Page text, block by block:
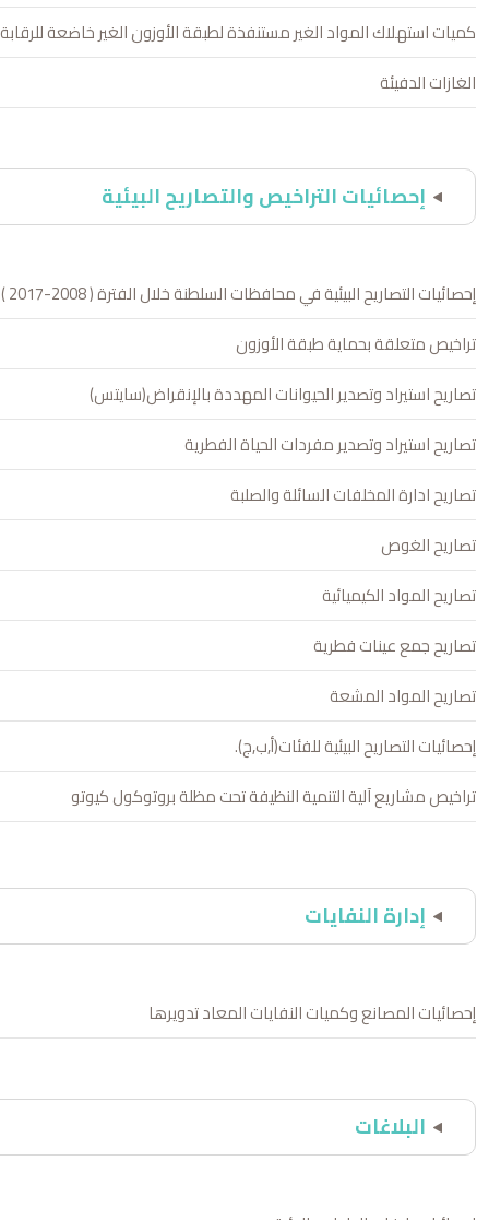
كميات استهلاك المواد الغير مستنفذة لطبقة الأوزون الغير خاضعة للرقابة
الغازات الدفيئة
إحصائيات التراخيص والتصاريح البيئية
إحصائيات التصاريح البيئية في محافظات السلطنة خلال الفترة ( 2008-2017 ) م
تراخيص متعلقة بحماية طبقة الأوزون
تصاريح استيراد وتصدير الحيوانات المهددة بالإنقراض(سايتس)
تصاريح استيراد وتصدير مفردات الحياة الفطرية
تصاريح ادارة المخلفات السائلة والصلبة
تصاريح الغوص
تصاريح المواد الكيميائية
تصاريح جمع عينات فطرية
تصاريح المواد المشعة
إحصائيات التصاريح البيئية للفئات(أ,ب,ج).
تراخيص مشاريع آلية التنمية النظيفة تحت مظلة بروتوكول كيوتو
إدارة النفايات
إحصائيات المصانع وكميات النفايات المعاد تدويرها
البلاغات